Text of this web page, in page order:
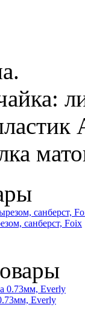
санберст, Foix
Everly